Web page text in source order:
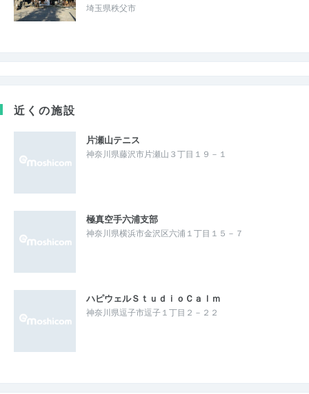
埼玉県秩父市
近くの施設
片瀬山テニス
神奈川県藤沢市片瀬山３丁目１９－１
極真空手六浦支部
神奈川県横浜市金沢区六浦１丁目１５－７
ハピウェルＳｔｕｄｉｏＣａｌｍ
神奈川県逗子市逗子１丁目２－２２